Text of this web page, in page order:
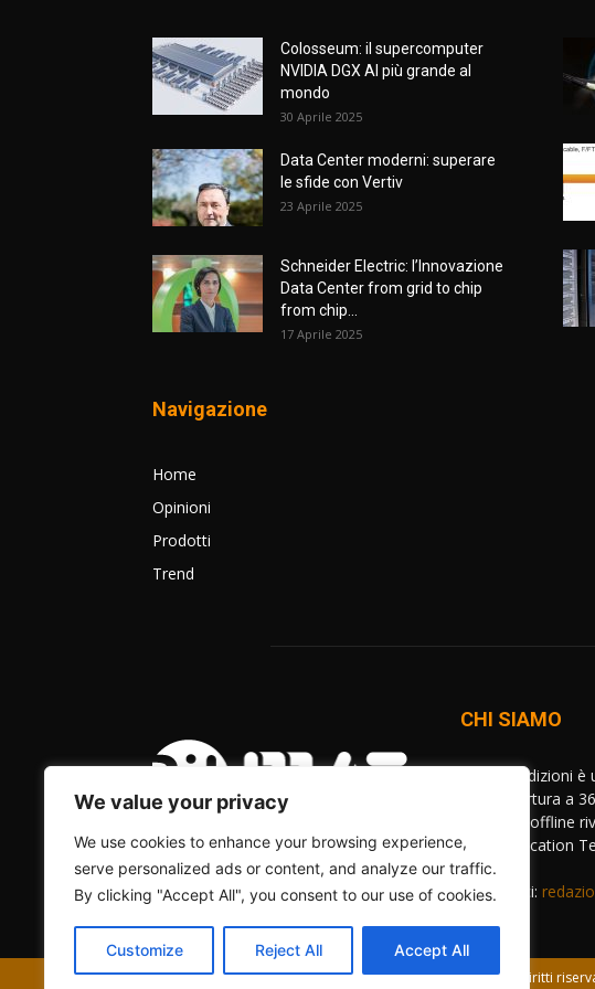
We value your privacy
We use cookies to enhance your browsing experience,
serve personalized ads or content, and analyze our traffic.
By clicking "Accept All", you consent to our use of cookies.
Customize Reject All Accept All
Colosseum: il supercomputer
NVIDIA DGX AI più grande al
mondo
30 Aprile 2025
Data Center moderni: superare
le sfide con Vertiv
23 Aprile 2025
Schneider Electric: l’Innovazione
Data Center from grid to chip
from chip...
17 Aprile 2025
Navigazione
Home
Opinioni
Prodotti
Trend
CHI SIAMO
BitMAT Edizioni
una copertura a
online ed offline
Communication
Contattaci:
© 2012 - 2026 - BitMAT Edizioni - P.Iva 09091900960 - tutti i diritti